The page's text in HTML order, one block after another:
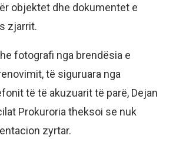
objektet dhe dokumentet e
zjarrit.
fotografi nga brendësia e
të siguruara nga
të të akuzuarit të parë, Dejan
Prokuroria theksoi se nuk
zyrtar.